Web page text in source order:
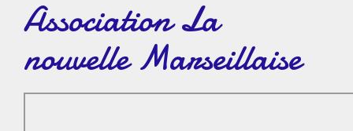
Association La
nouvelle Marseillaise